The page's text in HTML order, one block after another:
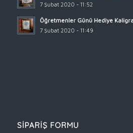
7 Şubat 2020 - 11:52
Öğretmenler Günü Hediye
7 Şubat 2020 - 11:49
SİPARİŞ FORMU